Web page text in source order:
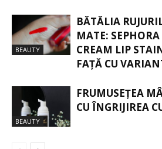
BEAUTY
BĂTĂLIA
MATE:
CREAM LIP
FAȚĂ CU
BEAUTY
FRUMUSEȚEA
CU ÎNGRIJIREA